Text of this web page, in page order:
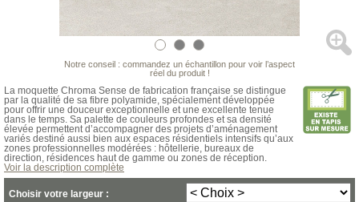
Notre conseil : commandez un échantillon pour voir l’aspect
réel du produit !
La moquette Chroma Sense de fabrication française se distingue
par la qualité de sa fibre polyamide, spécialement développée
pour offrir une douceur exceptionnelle et une excellente tenue
dans le temps. Sa palette de couleurs profondes et sa densité
élevée permettent d’accompagner des projets d’aménagement
variés destiné aussi bien aux espaces résidentiels intensifs qu’aux
zones professionnelles modérées : hôtellerie, bureaux de
direction, résidences haut de gamme ou zones de réception.
Voir la description complète
Choisir votre largeur :